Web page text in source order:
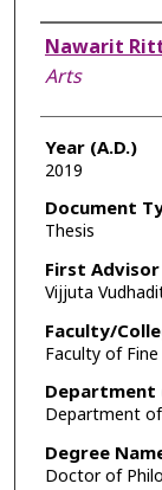
Author
Nawarit
Arts
Year (A.D.)
2019
Document
Thesis
First Advisor
Vijjuta
Faculty/
Faculty of
Department
Department of
Degree
Doctor of